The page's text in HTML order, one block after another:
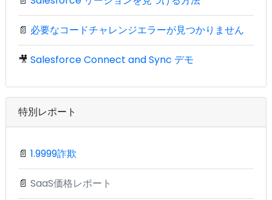
📄 必要なコードチャレンジエラーが見つかりません
🎥 Salesforce Connect and Sync デモ
特別レポート
📄 1.9999詐欺
📄 SaaS価格レポート